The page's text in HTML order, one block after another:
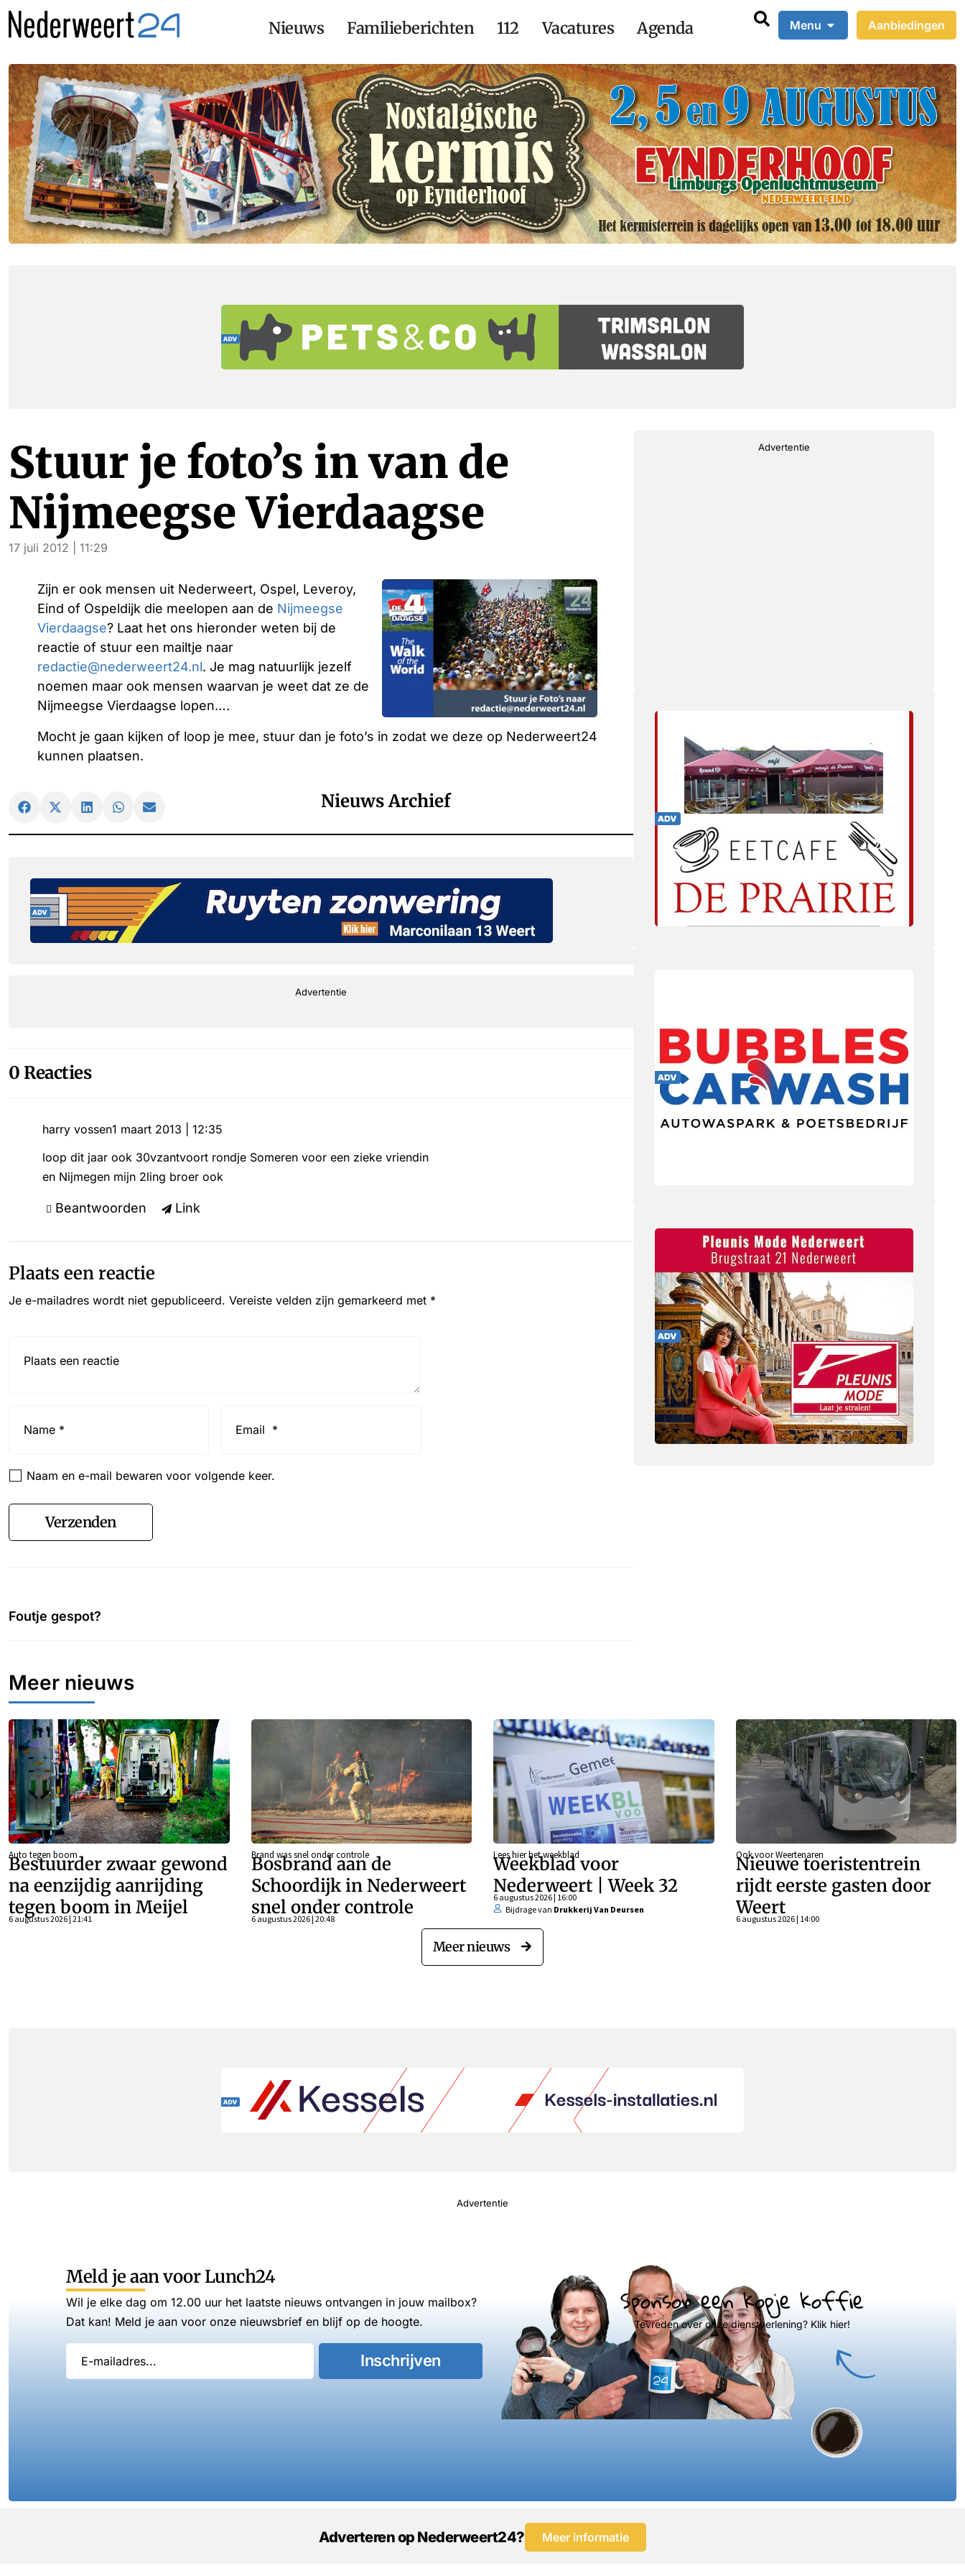
Nieuws Familieberichten 112 Vacatures Agenda Menu Aanbiedingen
Stuur je foto’s in van de
Nijmeegse Vierdaagse
17 juli 2012 | 11:29
Zijn er ook mensen uit Nederweert, Ospel, Leveroy,
Eind of Ospeldijk die meelopen aan de Nijmeegse
Vierdaagse? Laat het ons hieronder weten bij de
reactie of stuur een mailtje naar
redactie@nederweert24.nl. Je mag natuurlijk jezelf
noemen maar ook mensen waarvan je weet dat ze de
Nijmeegse Vierdaagse lopen….
Mocht je gaan kijken of loop je mee, stuur dan je foto’s in zodat we deze op Nederweert24
kunnen plaatsen.
Nieuws Archief
Advertentie
0 Reacties
harry vossen1 maart 2013 | 12:35
loop dit jaar ook 30vzantvoort rondje Someren voor een zieke vriendin
en Nijmegen mijn 2ling broer ook
Beantwoorden Link
Plaats een reactie
Je e-mailadres wordt niet gepubliceerd. Vereiste velden zijn gemarkeerd met *
Naam en e-mail bewaren voor volgende keer.
Verzenden
Advertentie
Foutje gespot?
Meer nieuws
Auto tegen boom
Bestuurder zwaar gewond
na eenzijdig aanrijding
tegen boom in Meijel
6 augustus 2026 | 21:41
Brand was snel onder controle
Bosbrand aan de
Schoordijk in Nederweert
snel onder controle
6 augustus 2026 | 20:48
Lees hier het weekblad
Weekblad voor
Nederweert | Week 32
6 augustus 2026 | 16:00
Bijdrage van Drukkerij Van Deursen
Ook voor Weertenaren
Nieuwe toeristentrein
rijdt eerste gasten door
Weert
6 augustus 2026 | 14:00
Meer nieuws
Advertentie
Meld je aan voor Lunch24
Wil je elke dag om 12.00 uur het laatste nieuws ontvangen in jouw mailbox?
Dat kan! Meld je aan voor onze nieuwsbrief en blijf op de hoogte.
Inschrijven
Sponsor een kopje koffie
Tevreden over onze dienstverlening? Klik hier!
Adverteren op Nederweert24? Meer informatie